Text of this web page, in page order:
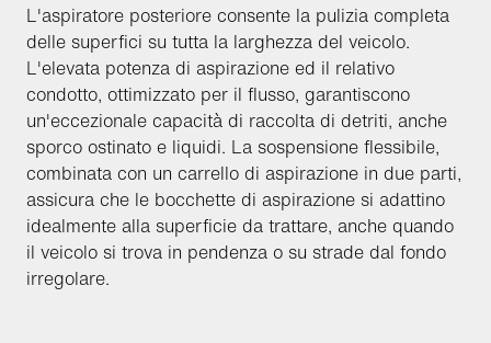
L'aspiratore posteriore consente la pulizia completa
delle superfici su tutta la larghezza del veicolo.
L'elevata potenza di aspirazione ed il relativo
condotto, ottimizzato per il flusso, garantiscono
un'eccezionale capacità di raccolta di detriti, anche
sporco ostinato e liquidi. La sospensione flessibile,
combinata con un carrello di aspirazione in due parti,
assicura che le bocchette di aspirazione si adattino
idealmente alla superficie da trattare, anche quando
il veicolo si trova in pendenza o su strade dal fondo
irregolare.